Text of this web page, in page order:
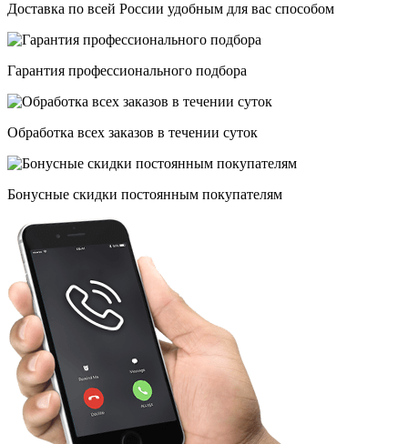
Доставка по всей России удобным для вас способом
Гарантия профессионального подбора
Обработка всех заказов в течении суток
Бонусные скидки постоянным покупателям